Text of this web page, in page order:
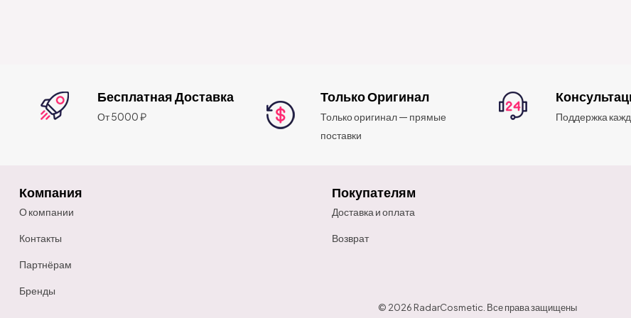
Бесплатная Доставка
От 5000 ₽
Только Оригинал
Только оригинал — прямые
поставки
Поддержка
Компания
О компании
Контакты
Партнёрам
Бренды
Покупателям
Доставка и оплата
Возврат
© 2026 RadarCosmetic. Все права защищены